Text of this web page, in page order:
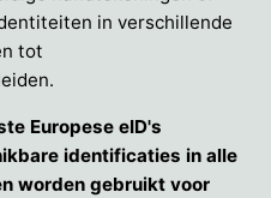
in verschillende
tot
Europese eID's
identificaties in alle
worden gebruikt voor